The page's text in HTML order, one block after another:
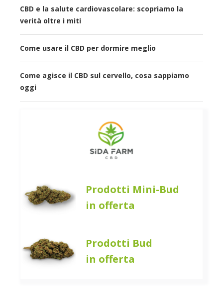
CBD e la salute cardiovascolare: scopriamo la
verità oltre i miti
Come usare il CBD per dormire meglio
Come agisce il CBD sul cervello, cosa sappiamo
oggi
Prodotti Mini-Bud
in offerta
Prodotti Bud
in offerta